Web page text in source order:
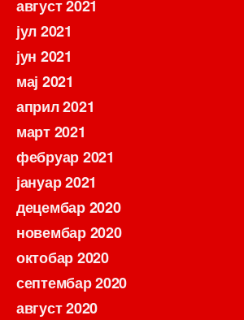
август 2021
јул 2021
јун 2021
мај 2021
април 2021
март 2021
фебруар 2021
јануар 2021
децембар 2020
новембар 2020
октобар 2020
септембар 2020
август 2020